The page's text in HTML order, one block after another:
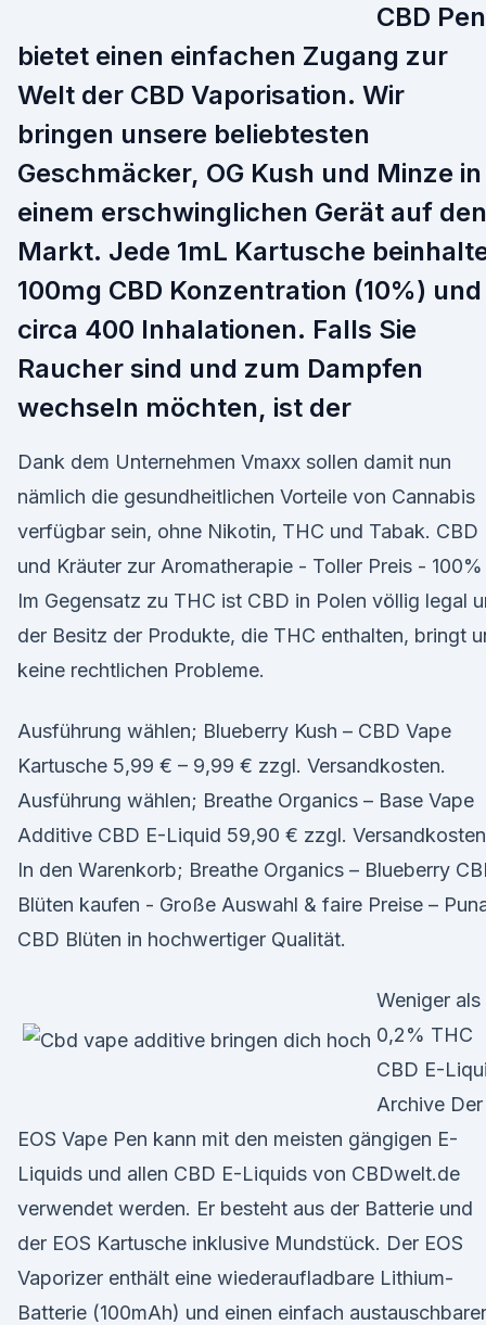
CBD Pen
bietet einen einfachen Zugang zur
Welt der CBD Vaporisation. Wir
bringen unsere beliebtesten
Geschmäcker, OG Kush und Minze in
einem erschwinglichen Gerät auf den
Markt. Jede 1mL Kartusche
100mg CBD Konzentration (10%) und
circa 400 Inhalationen. Falls Sie
Raucher sind und zum Dampfen
wechseln möchten, ist der
Dank dem Unternehmen Vmaxx sollen damit nun
nämlich die gesundheitlichen Vorteile von Cannabis
verfügbar sein, ohne Nikotin, THC und Tabak. CBD
und Kräuter zur Aromatherapie - Toller Preis - 100%
Im Gegensatz zu THC ist CBD in Polen völlig legal
der Besitz der Produkte, die THC enthalten, bringt
keine rechtlichen Probleme.
Ausführung wählen; Blueberry Kush – CBD Vape
Kartusche 5,99 € – 9,99 € zzgl. Versandkosten.
Ausführung wählen; Breathe Organics – Base Vape
Additive CBD E-Liquid 59,90 € zzgl.
In den Warenkorb; Breathe Organics – Blueberry
Blüten kaufen - Große Auswahl & faire Preise –
CBD Blüten in hochwertiger Qualität.
Weniger als
0,2% THC
CBD E-
Archive Der
EOS Vape Pen kann mit den meisten gängigen E-
Liquids und allen CBD E-Liquids von CBDwelt.de
verwendet werden. Er besteht aus der Batterie und
der EOS Kartusche inklusive Mundstück. Der EOS
Vaporizer enthält eine wiederaufladbare Lithium-
Batterie (100mAh) und einen einfach